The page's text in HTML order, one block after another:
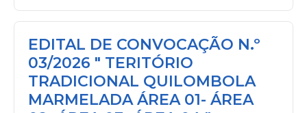
EDITAL DE CONVOCAÇÃO N.º
03/2026 " TERITÓRIO
TRADICIONAL QUILOMBOLA
MARMELADA ÁREA 01- ÁREA